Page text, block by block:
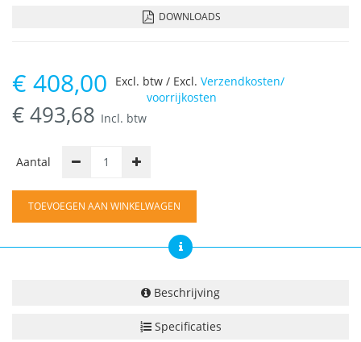
DOWNLOADS
€ 408,00
€493,68 Incl. btw
Excl. btw / Excl. Verzendkosten/
voorrijkosten
Aantal
TOEVOEGEN AAN WINKELWAGEN
Beschrijving
Specificaties